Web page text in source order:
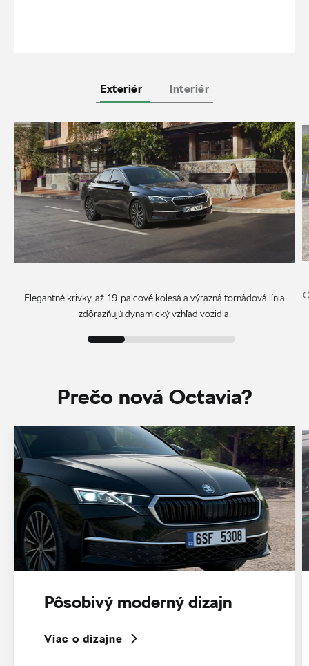
Exteriér Interiér
Elegantné krivky, až 19-palcové kolesá a výrazná tornádová línia
zdôrazňujú dynamický vzhľad vozidla.
Prečo nová Octavia?
Pôsobivý moderný dizajn
Viac o dizajne